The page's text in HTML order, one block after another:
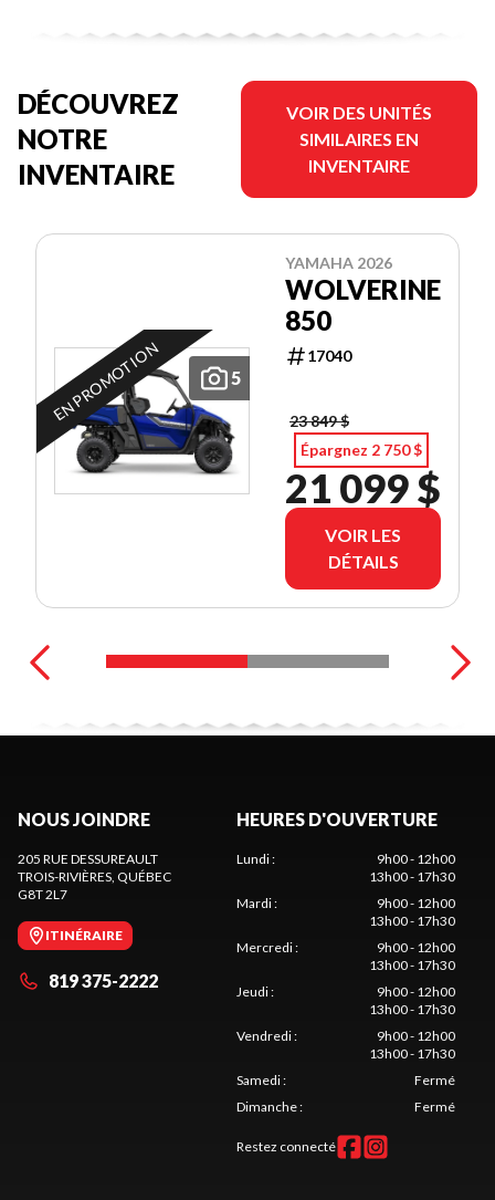
DÉCOUVREZ
NOTRE
INVENTAIRE
VOIR DES UNITÉS
SIMILAIRES EN
INVENTAIRE
5
EN PROMOTION
YAMAHA 2026
WOLVERINE
850
17040
23 849 $
Épargnez 2 750 $
21 099 $
VOIR LES
DÉTAILS
NOUS JOINDRE
205 RUE DESSUREAULT
TROIS-RIVIÈRES, QUÉBEC
G8T 2L7
ITINÉRAIRE
819 375-2222
HEURES D'OUVERTURE
Lundi:
9h00 - 12h00
13h00 - 17h30
Mardi:
9h00 - 12h00
13h00 - 17h30
Mercredi:
9h00 - 12h00
13h00 - 17h30
Jeudi:
9h00 - 12h00
13h00 - 17h30
Vendredi:
9h00 - 12h00
13h00 - 17h30
Samedi:
Fermé
Dimanche: Fermé
Restez connecté